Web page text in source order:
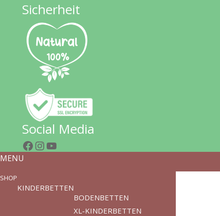
Sicherheit
Social Media
Facebook
Instagram
YouTube
MENU
SHOP
KINDERBETTEN
BODENBETTEN
XL-KINDERBETTEN